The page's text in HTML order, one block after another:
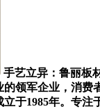
手艺立异：鲁丽板
领军企业，消
于1985年。专